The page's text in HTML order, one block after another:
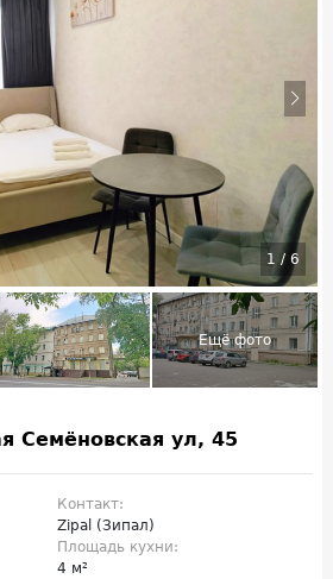
1 / 6
Семёновская ул, 45
Контакт:
Zipal (Зипал)
Площадь кухни:
4 м²